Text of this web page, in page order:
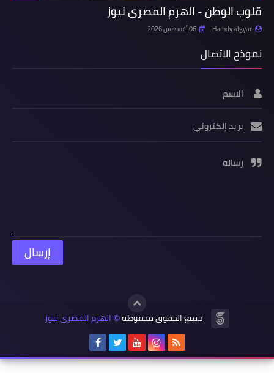
قلوب الوطن - الهرم المصرى نيوز
Hamdy algyar 06 أغسطس 2026
نموذج الاتصال
الاسم
بريد إلكتروني
رسالة
جميع الحقوق محفوظة© الهرم المصرى نيوز